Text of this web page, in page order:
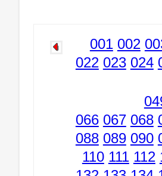
001 002
022 023 024
066 067 068
088 089 090
110 111 112